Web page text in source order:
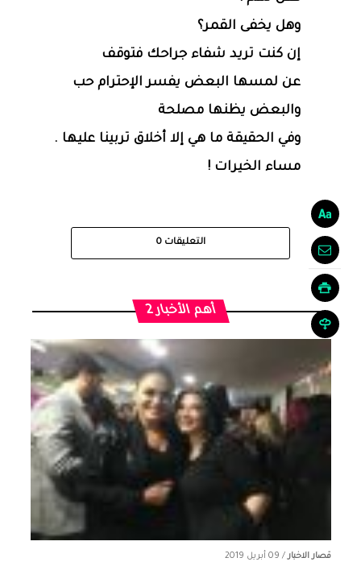
وهل يخفى القمر؟
‏إن كنت تريد شفاء جراحك فتوقف
عن لمسها البعض يفسر الإحترام حب
والبعض يظنها مصلحة
وفي الحقيقة ما هي إلا أخلاق تربينا عليها .
مساء الخيرات !
التعليقات 0
أهم الأخبار 2
قصار الاخبار/ 09 أبريل 2019